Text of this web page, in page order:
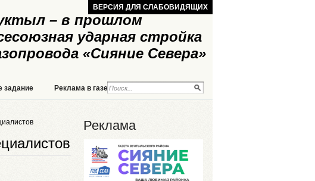
– в прошлом
ударная стройка
«Сияние Севера»
ВЕРСИЯ ДЛЯ СЛАБОВИДЯЩИХ
задание Реклама в газете Реклама на сайте
Реклама